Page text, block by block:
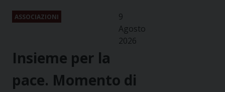
ASSOCIAZIONI
9
Agosto
2026
Insieme per la
pace. Momento di